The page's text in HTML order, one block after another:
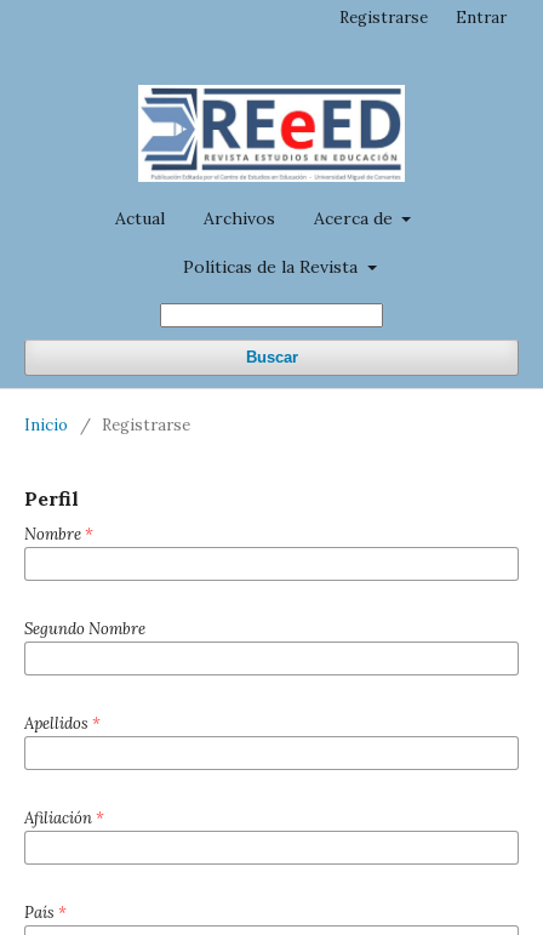
Actual Archivos Acerca de
Políticas de la Revista
Buscar
Registrarse Entrar
Inicio / Registrarse
Perfil
Nombre*
Segundo Nombre
Apellidos *
Afiliación*
País *